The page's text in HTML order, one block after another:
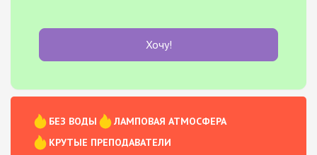
Хочу!
БЕЗ ВОДЫ
ЛАМПОВАЯ АТМОСФЕРА
КРУТЫЕ ПРЕПОДАВАТЕЛИ